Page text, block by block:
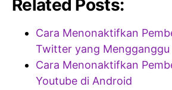
Related Posts:
Cara Menonaktifkan
Twitter yang Mengganggu
Cara Menonaktifkan
Youtube di Android